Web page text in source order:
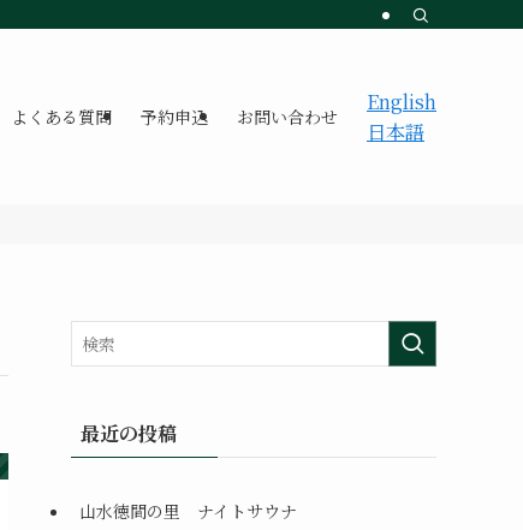
よくある質問 予約申込 お問い合わせ
English
日本語
最近の投稿
山水徳間の里 ナイトサウナ